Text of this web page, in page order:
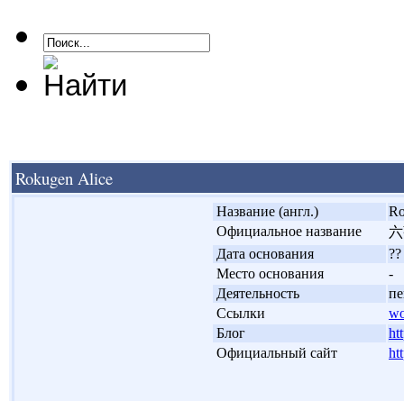
Rokugen Alice
Название (англ.)
Официальное название
Дата основания
Место основания
-
Деятельность
Ссылки
Блог
Официальный сайт